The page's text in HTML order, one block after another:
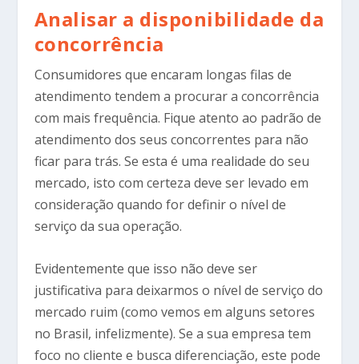
Analisar a disponibilidade da
concorrência
Consumidores que encaram longas filas de
atendimento tendem a procurar a concorrência
com mais frequência. Fique atento ao padrão de
atendimento dos seus concorrentes para não
ficar para trás. Se esta é uma realidade do seu
mercado, isto com certeza deve ser levado em
consideração quando for definir o nível de
serviço da sua operação.
Evidentemente que isso não deve ser
justificativa para deixarmos o nível de serviço do
mercado ruim (como vemos em alguns setores
no Brasil, infelizmente). Se a sua empresa tem
foco no cliente e busca diferenciação, este pode